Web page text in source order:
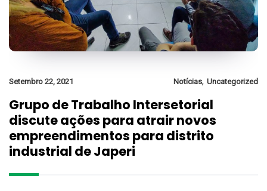
Setembro 22, 2021 Notícias, Uncategorized
Grupo de Trabalho Intersetorial
discute ações para atrair novos
empreendimentos para distrito
industrial de Japeri